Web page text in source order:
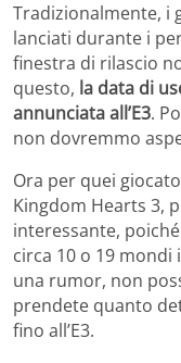
Tradizionalmente, i
lanciati durante i
finestra di rilascio
questo, la data di
annunciata all’E3.
non dovremmo
Ora per quei
Kingdom Hearts 3,
interessante,
circa 10 o 19 mondi
una rumor, non
prendete quanto
fino all’E3.